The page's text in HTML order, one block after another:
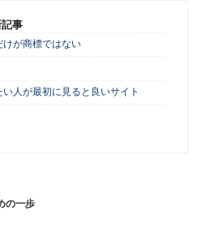
事
けが商標ではない
人が最初に見ると良いサイト
の一歩